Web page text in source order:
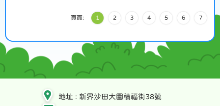
頁面: 1 2 3 4 5 6 7
地址 : 新界沙田大圍積福街38號